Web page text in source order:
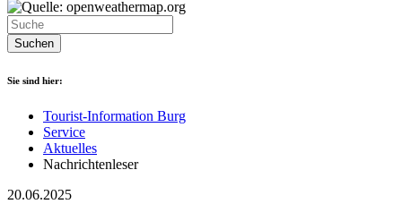
Suchen
Sie sind hier:
Tourist-Information Burg
Service
Aktuelles
Nachrichtenleser
20.06.2025